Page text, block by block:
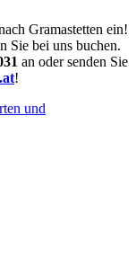
Gramastetten ein!
Sie bei uns buchen.
an oder senden Sie
!
und